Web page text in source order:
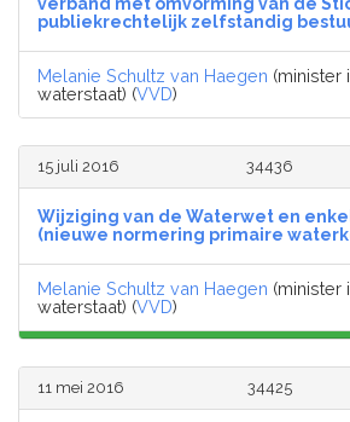
verband met omvorming van de
publiekrechtelijk zelfstandig
Melanie Schultz van Haegen (minister
waterstaat) (VVD)
15 juli 2016 34436
Wijziging van de Waterwet en
(nieuwe normering primaire
Melanie Schultz van Haegen (minister
waterstaat) (VVD)
11 mei 2016 34425